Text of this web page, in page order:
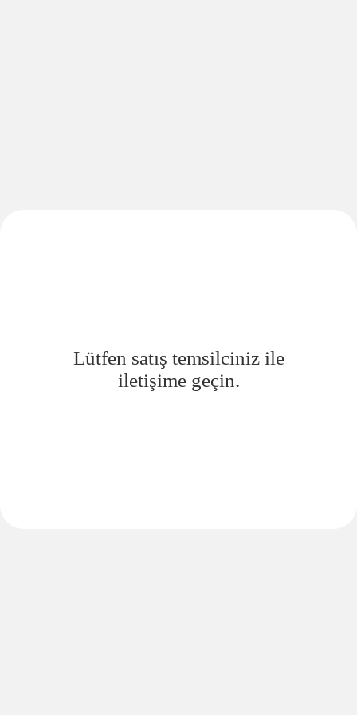
Lütfen satış temsilciniz ile
iletişime geçin.